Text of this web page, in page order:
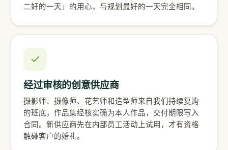
二好的一天」的用心，与规划最好的一天完全相同。
经过审核的创意供应商
摄影师、摄像师、花艺师和造型师来自我们持续复购
的班底，作品集经核实确为本人作品，交付期限写入
合同。新供应商先在内部员工活动上试用，才有资格
触碰客户的婚礼。